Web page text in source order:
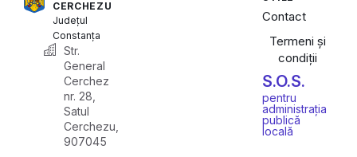
CERCHEZU
Județul
Constanța
Str.
General
Cerchez
nr. 28,
Satul
Cerchezu,
907045
Contact
Termeni și
condiții
S.O.S.
pentru
administrația
publică
locală